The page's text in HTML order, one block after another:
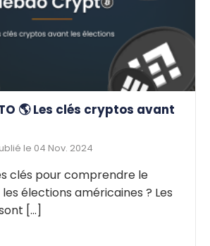
🌎 Les clés cryptos avant
le 04 Nov. 2024
clés pour comprendre le
élections américaines ? Les
[...]